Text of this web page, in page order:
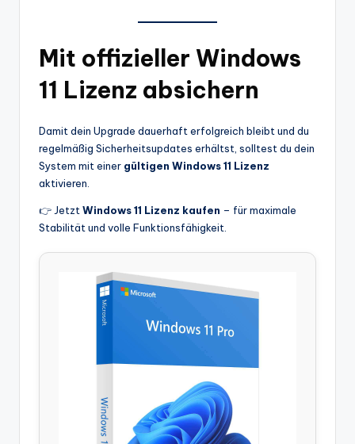
Mit offizieller Windows
11 Lizenz absichern
Damit dein Upgrade dauerhaft erfolgreich bleibt und du
regelmäßig Sicherheitsupdates erhältst, solltest du dein
System mit einer gültigen Windows 11 Lizenz
aktivieren.
👉 JetztWindows 11 Lizenz kaufen – für maximale
Stabilität und volle Funktionsfähigkeit.